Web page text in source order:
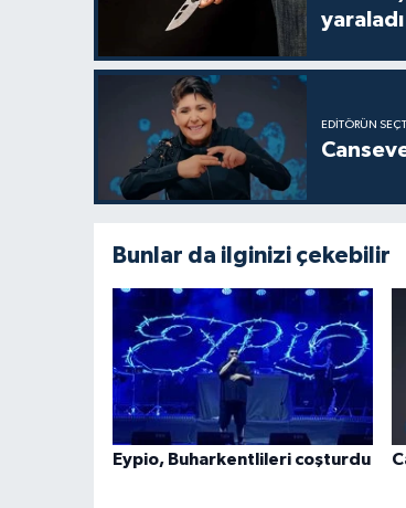
yaraladı
EDITÖRÜN
Bunlar da ilginizi çekebilir
Eypio, Buharkentlileri coşturdu